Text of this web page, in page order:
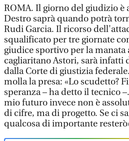
ROMA. Il giorno del giudizio è
Destro saprà quando potrà
Rudi Garcia. Il ricorso
squalificato per tre giornate
giudice sportivo per la
cagliaritano Astori, sarà infatti
dalla Corte di giustizia
molla la presa: «Lo scudetto?
speranza – ha detto il tecnico
mio futuro invece non è
di cifre, ma di progetto. Se ci
qualcosa di importante